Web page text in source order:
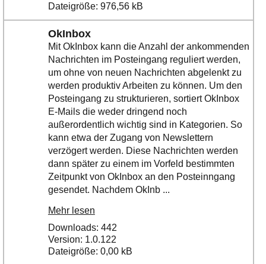
Dateigröße: 976,56 kB
OkInbox
Mit OkInbox kann die Anzahl der ankommenden
Nachrichten im Posteingang reguliert werden,
um ohne von neuen Nachrichten abgelenkt zu
werden produktiv Arbeiten zu können. Um den
Posteingang zu strukturieren, sortiert OkInbox
E-Mails die weder dringend noch
außerordentlich wichtig sind in Kategorien. So
kann etwa der Zugang von Newslettern
verzögert werden. Diese Nachrichten werden
dann später zu einem im Vorfeld bestimmten
Zeitpunkt von OkInbox an den Posteinngang
gesendet. Nachdem OkInb ...
Mehr lesen
Downloads: 442
Version: 1.0.122
Dateigröße: 0,00 kB